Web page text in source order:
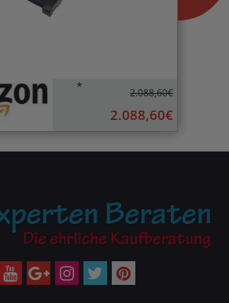
* 2.088,60€
2.088,60€